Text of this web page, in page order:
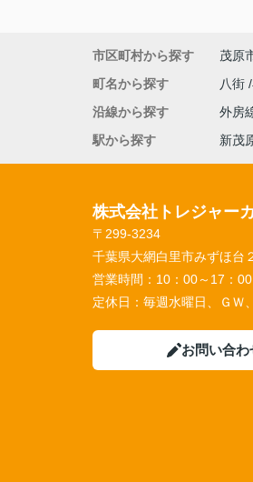
市区町村から探す 茂原
町名から探す
八街
沿線から探す
外房
駅から探す
新茂
株式会社トレジャー
〒299-3234
千葉県大網白里市みずほ台
営業時間： 10：00～17：00
定休日： 毎週水曜日、ＧＷ
お問い合わ